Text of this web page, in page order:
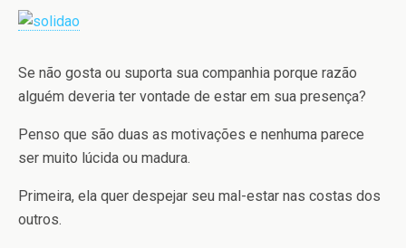
Se não gosta ou suporta sua companhia porque razão
alguém deveria ter vontade de estar em sua presença?
Penso que são duas as motivações e nenhuma parece
ser muito lúcida ou madura.
Primeira, ela quer despejar seu mal-estar nas costas dos
outros.